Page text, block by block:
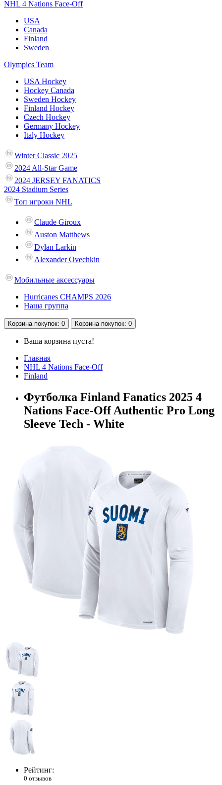
NHL 4 Nations Face-Off
USA
Canada
Finland
Sweden
Olympics Team
USA Hockey
Hockey Canada
Sweden Hockey
Finland Hockey
Czech Hockey
Germany Hockey
Italy Hockey
Winter Classic 2025
2024 All-Star Game
2024 JERSEY FANATICS
2024 Stadium Series
Топ игроки NHL
Claude Giroux
Auston Matthews
Dylan Larkin
Alexander Ovechkin
Мобильные аксессуары
Hurricanes CHAMPS 2026
Наша группа
Корзина покупок: 0 Корзина покупок: 0
Ваша корзина пуста!
Главная
NHL 4 Nations Face-Off
Finland
Футболка Finland Fanatics 2025 4
Nations Face-Off Authentic Pro Long
Sleeve Tech - White
Рейтинг:
0 отзывов